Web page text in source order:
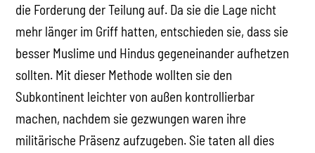
die Forderung der Teilung auf. Da sie die Lage nicht
mehr länger im Griff hatten, entschieden sie, dass sie
besser Muslime und Hindus gegeneinander aufhetzen
sollten. Mit dieser Methode wollten sie den
Subkontinent leichter von außen kontrollierbar
machen, nachdem sie gezwungen waren ihre
militärische Präsenz aufzugeben. Sie taten all dies